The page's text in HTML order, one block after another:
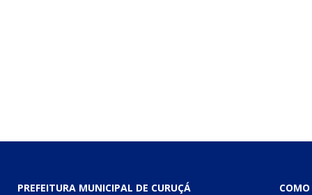
PREFEITURA MUNICIPAL DE CURUÇÁ COMO